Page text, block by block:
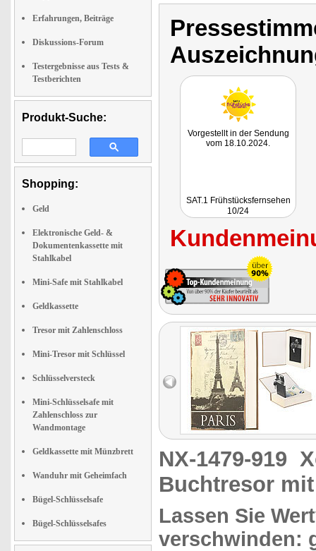
Erfahrungen, Beiträge
Diskussions-Forum
Testergebnisse aus Tests &
Testberichten
Produkt-Suche:
Shopping:
Geld
Elektronische Geld- &
Dokumentenkassette mit
Stahlkabel
Mini-Safe mit Stahlkabel
Geldkassette
Tresor mit Zahlenschloss
Mini-Tresor mit Schlüssel
Schlüsselversteck
Mini-Schlüsselsafe mit
Zahlenschloss zur
Wandmontage
Geldkassette mit Münzbrett
Wanduhr mit Geheimfach
Bügel-Schlüsselsafe
Bügel-Schlüsselsafes
Vorgestellt in der Sendung
vom 18.10.2024.
SAT.1 Frühstücksfernsehen
10/24
NX-1479-919
Buchtresor
Lassen Sie
verschwinden: